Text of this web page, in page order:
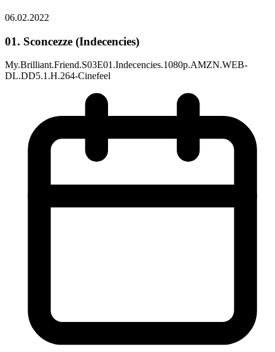
06.02.2022
01. Sconcezze (Indecencies)
My.Brilliant.Friend.S03E01.Indecencies.1080p.AMZN.WEB-
DL.DD5.1.H.264-Cinefeel